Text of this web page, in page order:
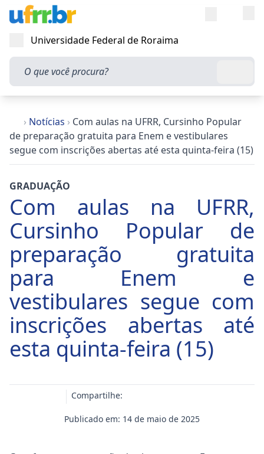
Abrir menu
Universidade Federal de Roraima
O que você procura?
› Notícias › Com aulas na UFRR, Cursinho Popular
de preparação gratuita para Enem e vestibulares
segue com inscrições abertas até esta quinta-feira (15)
GRADUAÇÃO
Com aulas na UFRR,
Cursinho Popular de
preparação gratuita
para Enem e
vestibulares segue com
inscrições abertas até
esta quinta-feira (15)
Publicado em: 14 de maio de 2025
Compartilhe: